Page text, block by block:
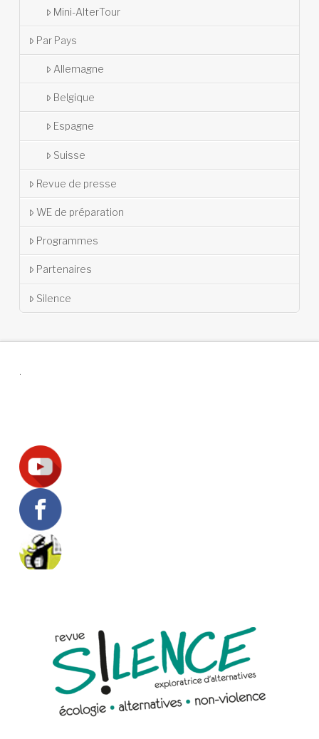
Mini-AlterTour
Par Pays
Allemagne
Belgique
Espagne
Suisse
Revue de presse
WE de préparation
Programmes
Partenaires
Silence